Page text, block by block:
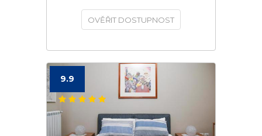
OVĚŘIT DOSTUPNOST
9.9